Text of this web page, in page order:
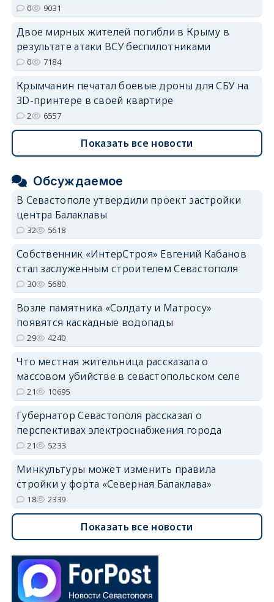
0 9031
Двое мирных жителей погибли в Крыму в
результате атаки ВСУ беспилотниками
0 7184
Крымчанин печатал боевые дроны для СБУ на
3D-принтере в своей квартире
2 6557
Показать все новости
Обсуждаемое
В Севастополе утвердили проект застройки
центра Балаклавы
32 5618
Собственник «ИнтерСтроя» Евгений Кабанов
стал заслуженным строителем Севастополя
30 5680
Возле памятника «Солдату и Матросу»
появятся каскадные водопады
29 4240
Что местная жительница рассказала о
массовом убийстве в севастопольском селе
21 10695
Губернатор Севастополя рассказал о
перспективах электроснабжения города
21 5233
Минкультуры может изменить правила
стройки у форта «Северная Балаклава»
18 2339
Показать все новости